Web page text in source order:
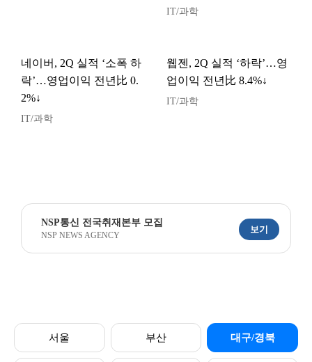
IT/과학
네이버, 2Q 실적 ‘소폭 하
락’…영업이익 전년比 0.
2%↓
IT/과학
웹젠, 2Q 실적 ‘하락’…영
업이익 전년比 8.4%↓
IT/과학
NSP통신 전국취재본부 모집
NSP NEWS AGENCY
보기
서울 부산 대구/경북